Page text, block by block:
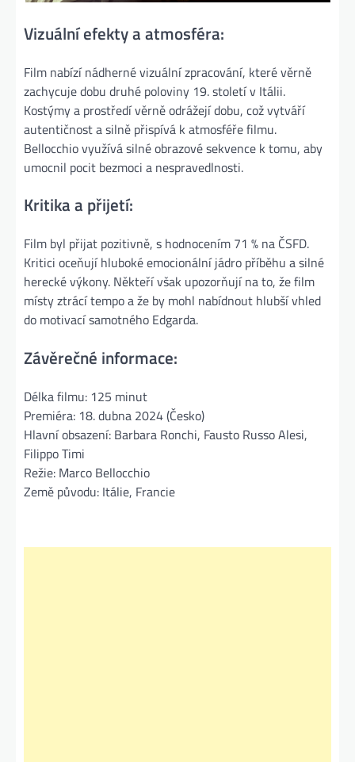
Vizuální efekty a atmosféra:
Film nabízí nádherné vizuální zpracování, které věrně
zachycuje dobu druhé poloviny 19. století v Itálii.
Kostýmy a prostředí věrně odrážejí dobu, což vytváří
autentičnost a silně přispívá k atmosféře filmu.
Bellocchio využívá silné obrazové sekvence k tomu, aby
umocnil pocit bezmoci a nespravedlnosti​.
Kritika a přijetí:
Film byl přijat pozitivně, s hodnocením 71 % na ČSFD.
Kritici oceňují hluboké emocionální jádro příběhu a silné
herecké výkony. Někteří však upozorňují na to, že film
místy ztrácí tempo a že by mohl nabídnout hlubší vhled
do motivací samotného Edgarda​.
Závěrečné informace:
Délka filmu: 125 minut
Premiéra: 18. dubna 2024 (Česko)
Hlavní obsazení: Barbara Ronchi, Fausto Russo Alesi,
Filippo Timi
Režie: Marco Bellocchio
Země původu: Itálie, Francie